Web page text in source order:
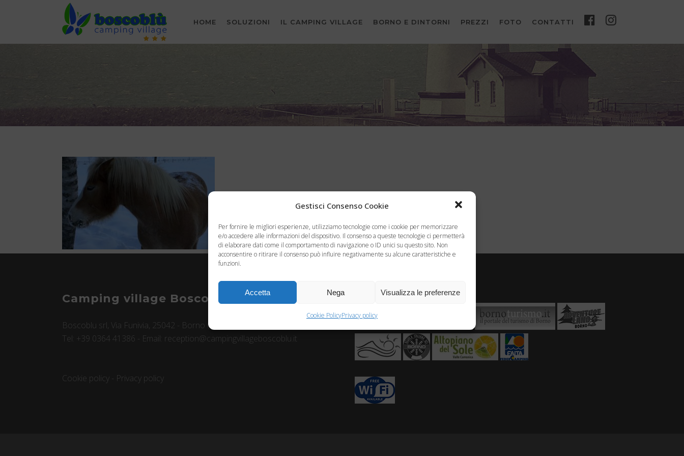
Gestisci Consenso Cookie
Per fornire le migliori esperienze, utilizziamo tecnologie come i cookie per memorizzare
e/o accedere alle informazioni del dispositivo. Il consenso a queste tecnologie ci permetterà
di elaborare dati come il comportamento di navigazione o ID unici su questo sito. Non
acconsentire o ritirare il consenso può influire negativamente su alcune caratteristiche e
funzioni.
Accetta Nega Visualizza le preferenze
Cookie PolicyPrivacy policy
HOME SOLUZIONI IL CAMPING VILLAGE BORNO E DINTORNI PREZZI FOTO CONTATTI
Camping village Boscoblù
Boscoblu srl, Via Funivia, 25042 - Borno (BS) - P.I. 02746640156
Tel: +39 0364 41386 - Email: reception@campingvillageboscoblu.it
Cookie policy - Privacy policy